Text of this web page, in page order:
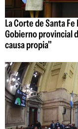
La Corte de Santa
Gobierno provincial
causa propia"